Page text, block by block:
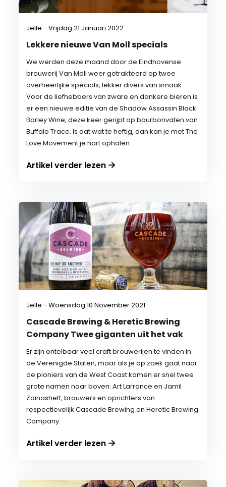
Jelle - Vrijdag 21 Januari 2022
Lekkere nieuwe Van Moll specials
We werden deze maand door de Eindhovense
brouwerij Van Moll weer getrakteerd op twee
overheerlijke specials, lekker divers van smaak.
Voor de liefhebbers van zware en donkere bieren is
er een nieuwe editie van de Shadow Assassin Black
Barley Wine, deze keer gerijpt op bourbonvaten van
Buffalo Trace. Is dat wat te heftig, dan kan je met The
Love Movement je hart ophalen.
Artikel verder lezen
Jelle - Woensdag 10 November 2021
Cascade Brewing & Heretic Brewing
Company Twee giganten uit het vak
Er zijn ontelbaar veel craft brouwerijen te vinden in
de Verenigde Staten, maar als je op zoek gaat naar
de pioniers van de West Coast komen er snel twee
grote namen naar boven: Art Larrance en Jamil
Zainasheff, brouwers en oprichters van
respectievelijk Cascade Brewing en Heretic Brewing
Company.
Artikel verder lezen